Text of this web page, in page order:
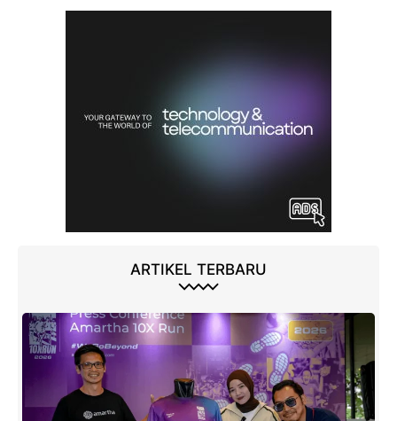
ARTIKEL TERBARU